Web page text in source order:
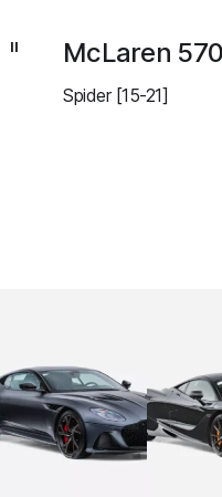
II McLaren
Spider [15-21]